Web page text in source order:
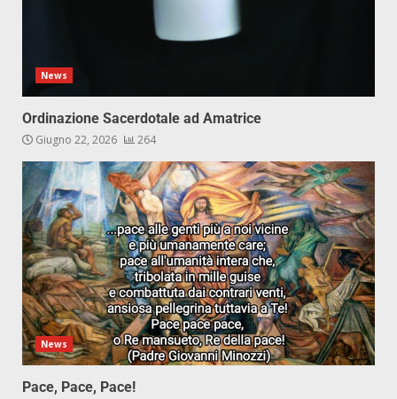
News
Ordinazione Sacerdotale ad Amatrice
Giugno 22, 2026 264
News
Pace, Pace, Pace!